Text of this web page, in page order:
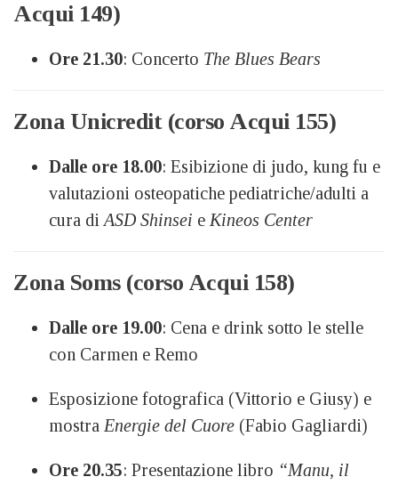
Acqui 149)
Ore 21.30: Concerto The Blues Bears
Zona Unicredit (corso Acqui 155)
Dalle ore 18.00: Esibizione di judo, kung fu e
valutazioni osteopatiche pediatriche/adulti a
cura di ASD Shinsei e Kineos Center
Zona Soms (corso Acqui 158)
Dalle ore 19.00: Cena e drink sotto le stelle
con Carmen e Remo
Esposizione fotografica (Vittorio e Giusy) e
mostra Energie del Cuore (Fabio Gagliardi)
Ore 20.35: Presentazione libro “Manu, il